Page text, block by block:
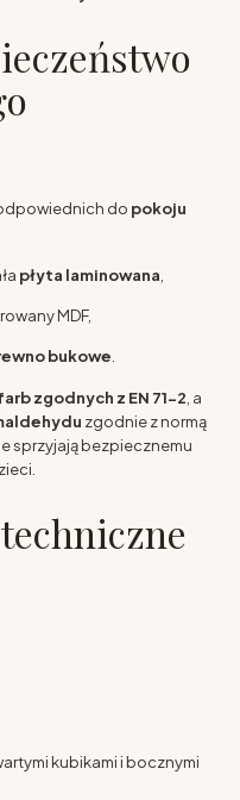
do pokoju
płyta laminowana
MDF,
bukowe
zgodnych z EN 71-2 , a
zgodnie z normą
sprzyjają bezpiecznemu
kubikami i bocznymi